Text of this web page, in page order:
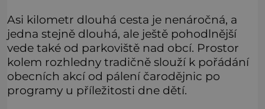
Asi kilometr dlouhá cesta je nenáročná, a
jedna stejně dlouhá, ale ještě pohodlnější
vede také od parkoviště nad obcí. Prostor
kolem rozhledny tradičně slouží k pořádání
obecních akcí od pálení čarodějnic po
programy u příležitosti dne dětí.